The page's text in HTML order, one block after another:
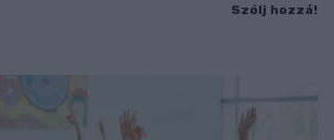
Szólj hozzá!